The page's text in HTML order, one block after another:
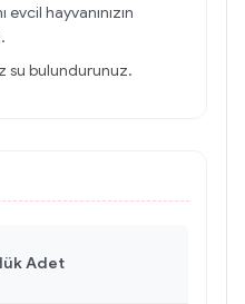
hayvanınızın
su bulundurunuz.
Adet